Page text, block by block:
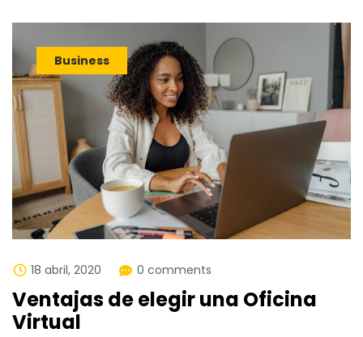
Business
18 abril, 2020 0 comments
Ventajas de elegir una Oficina
Virtual